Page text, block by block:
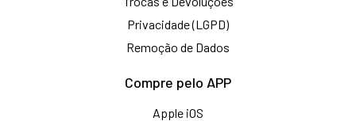
Privacidade (LGPD)
Remoção de Dados
Compre pelo APP
Apple iOS